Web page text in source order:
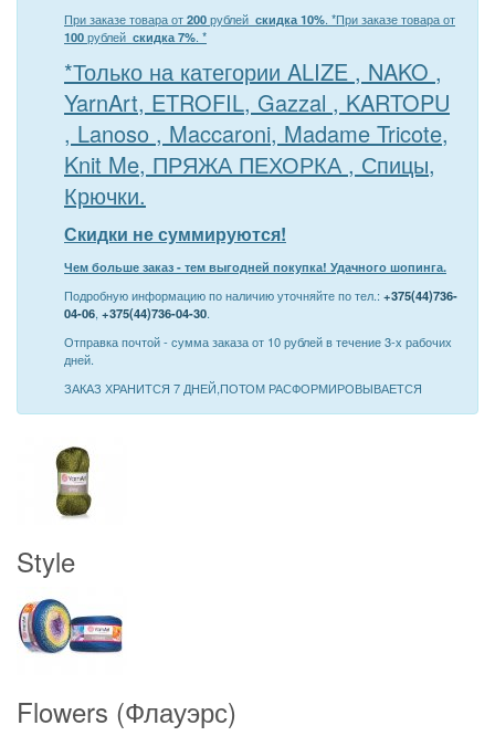
При заказе товара от200рублей скидка 10%. *При заказе товара от
100рублей скидка 7%. *
*Только на категории ALIZE , NAKO ,
YarnArt, ETROFIL, Gazzal , KARTOPU
, Lanoso , Maccaroni, Madame Tricote,
Knit Me, ПРЯЖА ПЕХОРКА , Спицы,
Крючки.
Скидки не суммируются!
Чем больше заказ - тем выгодней покупка! Удачного шопинга.
Подробную информацию по наличию уточняйте по тел.: +375(44)736-
04-06, +375(44)736-04-30.
Отправка почтой - сумма заказа от 10 рублей в течение 3-х рабочих
дней.
ЗАКАЗ ХРАНИТСЯ 7 ДНЕЙ,ПОТОМ РАСФОРМИРОВЫВАЕТСЯ
Style
Flowers (Флауэрс)